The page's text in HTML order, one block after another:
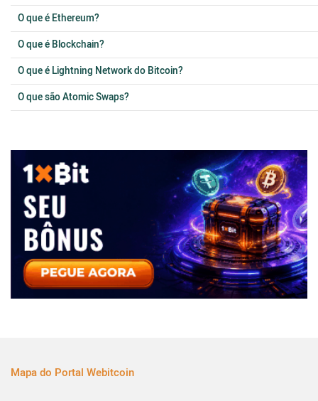
O que é Ethereum?
O que é Blockchain?
O que é Lightning Network do Bitcoin?
O que são Atomic Swaps?
Mapa do Portal Webitcoin